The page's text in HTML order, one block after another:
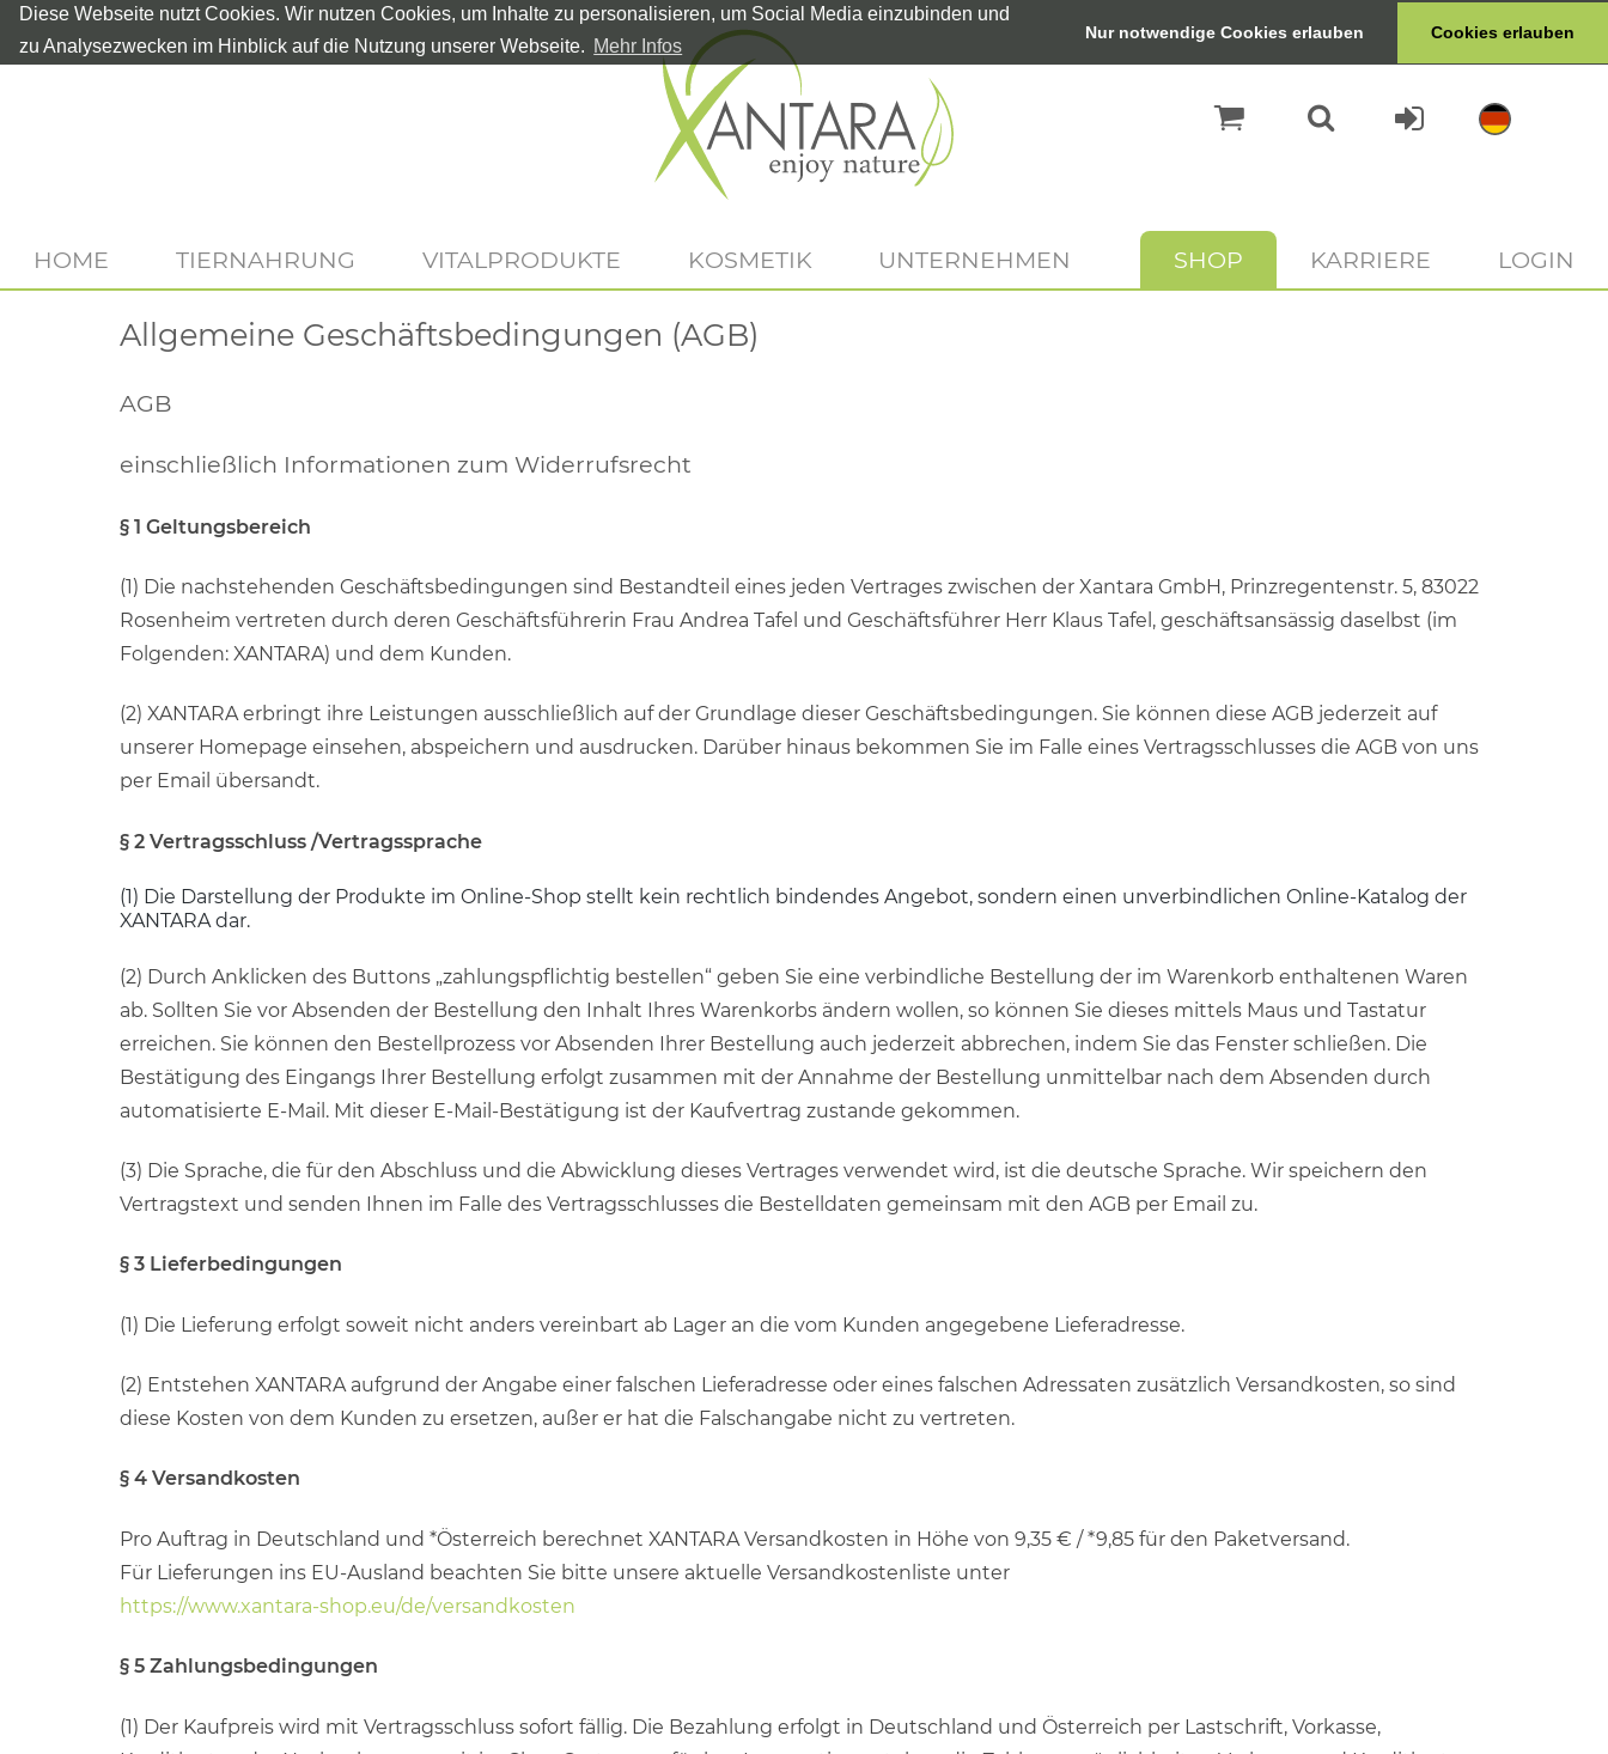
Diese Webseite nutzt Cookies. Wir nutzen Cookies, um Inhalte zu personalisieren, um Social Media einzubinden und
zu Analysezwecken im Hinblick auf die Nutzung unserer Webseite. Mehr Infos
Nur notwendige Cookies erlauben Cookies erlauben
HOME TIERNAHRUNG VITALPRODUKTE KOSMETIK UNTERNEHMEN SHOP KARRIERE LOGIN
Allgemeine Geschäftsbedingungen (AGB)
AGB
einschließlich Informationen zum Widerrufsrecht
§ 1 Geltungsbereich
(1) Die nachstehenden Geschäftsbedingungen sind Bestandteil eines jeden Vertrages zwischen der Xantara GmbH, Prinzregentenstr. 5, 83022
Rosenheim vertreten durch deren Geschäftsführerin Frau Andrea Tafel und Geschäftsführer Herr Klaus Tafel, geschäftsansässig daselbst (im
Folgenden: XANTARA) und dem Kunden.
(2) XANTARA erbringt ihre Leistungen ausschließlich auf der Grundlage dieser Geschäftsbedingungen. Sie können diese AGB jederzeit auf
unserer Homepage einsehen, abspeichern und ausdrucken. Darüber hinaus bekommen Sie im Falle eines Vertragsschlusses die AGB von uns
per Email übersandt.
§ 2 Vertragsschluss /Vertragssprache
(1) Die Darstellung der Produkte im Online-Shop stellt kein rechtlich bindendes Angebot, sondern einen unverbindlichen Online-Katalog der
XANTARA dar.
(2) Durch Anklicken des Buttons „zahlungspflichtig bestellen“ geben Sie eine verbindliche Bestellung der im Warenkorb enthaltenen Waren
ab. Sollten Sie vor Absenden der Bestellung den Inhalt Ihres Warenkorbs ändern wollen, so können Sie dieses mittels Maus und Tastatur
erreichen. Sie können den Bestellprozess vor Absenden Ihrer Bestellung auch jederzeit abbrechen, indem Sie das Fenster schließen. Die
Bestätigung des Eingangs Ihrer Bestellung erfolgt zusammen mit der Annahme der Bestellung unmittelbar nach dem Absenden durch
automatisierte E-Mail. Mit dieser E-Mail-Bestätigung ist der Kaufvertrag zustande gekommen.
(3) Die Sprache, die für den Abschluss und die Abwicklung dieses Vertrages verwendet wird, ist die deutsche Sprache. Wir speichern den
Vertragstext und senden Ihnen im Falle des Vertragsschlusses die Bestelldaten gemeinsam mit den AGB per Email zu.
§ 3 Lieferbedingungen
(1) Die Lieferung erfolgt soweit nicht anders vereinbart ab Lager an die vom Kunden angegebene Lieferadresse.
(2) Entstehen XANTARA aufgrund der Angabe einer falschen Lieferadresse oder eines falschen Adressaten zusätzlich Versandkosten, so sind
diese Kosten von dem Kunden zu ersetzen, außer er hat die Falschangabe nicht zu vertreten.
§ 4 Versandkosten
Pro Auftrag in Deutschland und *Österreich berechnet XANTARA Versandkosten in Höhe von 9,35 € / *9,85 für den Paketversand.
Für Lieferungen ins EU-Ausland beachten Sie bitte unsere aktuelle Versandkostenliste unter
https://www.xantara-shop.eu/de/versandkosten
§ 5 Zahlungsbedingungen
(1) Der Kaufpreis wird mit Vertragsschluss sofort fällig. Die Bezahlung erfolgt in Deutschland und Österreich per Lastschrift, Vorkasse,